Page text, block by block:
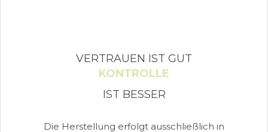
VERTRAUEN IST GUT
KONTROLLE
IST BESSER
Die Herstellung erfolgt ausschließlich in